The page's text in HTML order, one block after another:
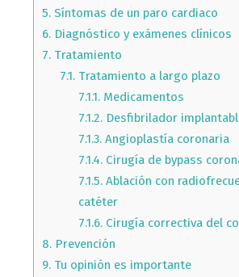
5.Síntomas de un paro cardiaco
6.Diagnóstico y exámenes clínicos
7.Tratamiento
7.1. Tratamiento a largo plazo
7.1.1. Medicamentos
7.1.2. Desfibrilador
7.1.3. Angioplastía coronaria
7.1.4. Cirugía de bypass
7.1.5. Ablación con
catéter
7.1.6. Cirugía correctiva del
8.Prevención
9.Tu opinión es importante